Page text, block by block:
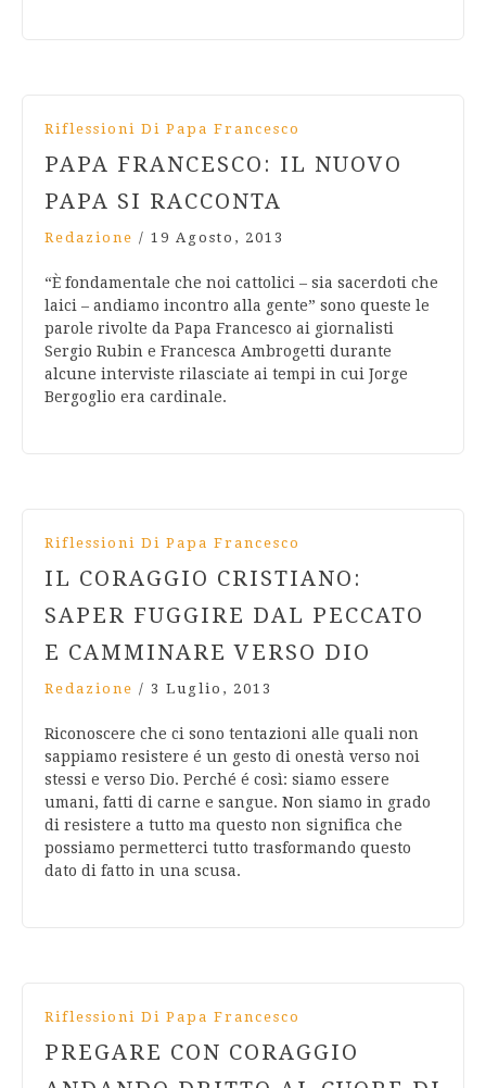
Riflessioni Di Papa Francesco
PAPA FRANCESCO: IL NUOVO
PAPA SI RACCONTA
Redazione / 19 Agosto, 2013
“È fondamentale che noi cattolici – sia sacerdoti che
laici – andiamo incontro alla gente” sono queste le
parole rivolte da Papa Francesco ai giornalisti
Sergio Rubin e Francesca Ambrogetti durante
alcune interviste rilasciate ai tempi in cui Jorge
Bergoglio era cardinale.
Riflessioni Di Papa Francesco
IL CORAGGIO CRISTIANO:
SAPER FUGGIRE DAL PECCATO
E CAMMINARE VERSO DIO
Redazione / 3 Luglio, 2013
Riconoscere che ci sono tentazioni alle quali non
sappiamo resistere é un gesto di onestà verso noi
stessi e verso Dio. Perché é così: siamo essere
umani, fatti di carne e sangue. Non siamo in grado
di resistere a tutto ma questo non significa che
possiamo permetterci tutto trasformando questo
dato di fatto in una scusa.
Riflessioni Di Papa Francesco
PREGARE CON CORAGGIO